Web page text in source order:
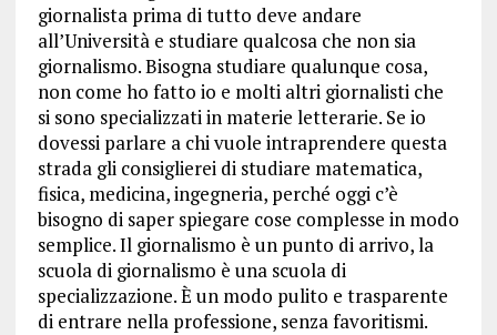
giornalista prima di tutto deve andare
all’Università e studiare qualcosa che non sia
giornalismo. Bisogna studiare qualunque cosa,
non come ho fatto io e molti altri giornalisti che
si sono specializzati in materie letterarie. Se io
dovessi parlare a chi vuole intraprendere questa
strada gli consiglierei di studiare matematica,
fisica, medicina, ingegneria, perché oggi c’è
bisogno di saper spiegare cose complesse in modo
semplice. Il giornalismo è un punto di arrivo, la
scuola di giornalismo è una scuola di
specializzazione. È un modo pulito e trasparente
di entrare nella professione, senza favoritismi.